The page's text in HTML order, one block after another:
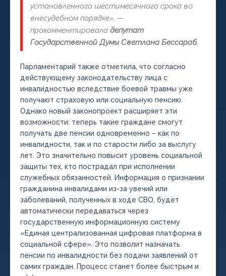
установленного шестимесячного срока во
внесудебном порядке», —
прокомментировала депутат
Государственной Думы Светлана Бессараб.
Парламентарий также отметила, что согласно
действующему законодательству лица с
инвалидностью вследствие боевой травмы уже
получают страховую или социальную пенсию.
Однако новый законопроект расширяет эти
возможности: теперь такие граждане смогут
получать две пенсии одновременно – как по
инвалидности, так и по старости либо за выслугу
лет. Это значительно повысит уровень социальной
защиты тех, кто пострадал при исполнении
служебных обязанностей. Информация о признании
гражданина инвалидами из-за увечий или
заболеваний, полученных в ходе СВО, будет
автоматически передаваться через
государственную информационную систему
«Единая централизованная цифровая платформа в
социальной сфере». Это позволит назначать
пенсии по инвалидности без подачи заявлений от
самих граждан. Процесс станет более быстрым и